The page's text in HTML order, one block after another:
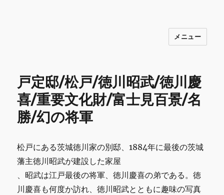
INNOCENCE ～日常に彩りを～ フ
物 etc販売 江戸川区瑞江
メニュー
戸定邸/松戸/徳川昭武/徳川慶
喜/重要文化財/富士見百景/名
勝/幻の将軍
松戸にある茨城徳川家の別邸、1884年に最後の茨城
藩主徳川昭武が建設した家屋
、昭武は江戸最後の将軍、徳川慶喜の弟である。徳
川慶喜も何度か訪れ、徳川昭武とともに趣味の写真